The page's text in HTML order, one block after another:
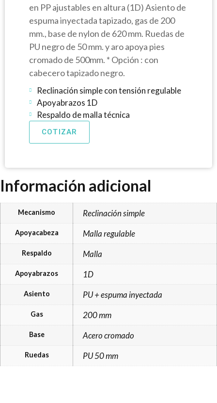
en PP ajustables en altura (1D) Asiento de
espuma inyectada tapizado, gas de 200
mm., base de nylon de 620 mm. Ruedas de
PU negro de 50 mm. y aro apoya pies
cromado de 500mm. * Opción : con
cabecero tapizado negro.
Reclinación simple con tensión regulable
Apoyabrazos 1D
Respaldo de malla técnica
COTIZAR
Información adicional
Mecanismo Reclinación simple
Apoyacabeza Malla regulable
Respaldo Malla
Apoyabrazos 1D
Asiento PU + espuma inyectada
Gas 200 mm
Base Acero cromado
Ruedas PU 50 mm